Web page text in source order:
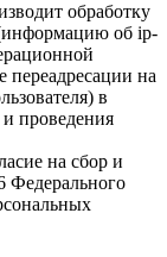
обработку
об ip-
переадресации на
в
проведения
на сбор и
Федерального